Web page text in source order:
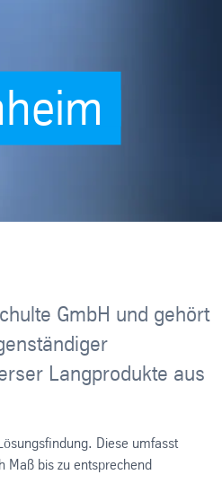
GmbH und gehört
Langprodukte aus
Diese umfasst
Maß bis zu entsprechend